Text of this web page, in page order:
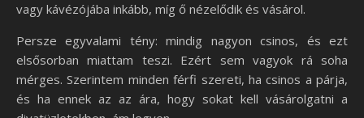
vagy kávézójába inkább, míg ő nézelődik és vásárol.
Persze egyvalami tény: mindig nagyon csinos, és ezt
elsősorban miattam teszi. Ezért sem vagyok rá soha
mérges. Szerintem minden férfi szereti, ha csinos a párja,
és ha ennek az az ára, hogy sokat kell vásárolgatni a